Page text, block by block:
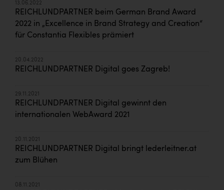
13.06.2022
REICHLUNDPARTNER beim German Brand Award
2022 in „Excellence in Brand Strategy and Creation“
für Constantia Flexibles prämiert
20.04.2022
REICHLUNDPARTNER Digital goes Zagreb!
29.11.2021
REICHLUNDPARTNER Digital gewinnt den
internationalen WebAward 2021
20.11.2021
REICHLUNDPARTNER Digital bringt lederleitner.at
zum Blühen
08.11.2021